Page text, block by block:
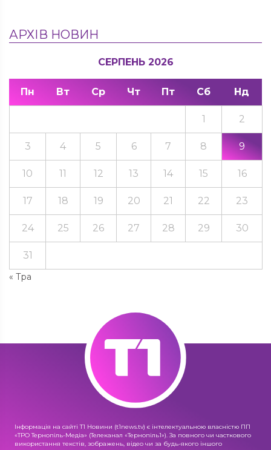
АРХІВ НОВИН
СЕРПЕНЬ 2026
Пн Вт Ср Чт Пт Сб Нд
« Тра
1 2
3 4 5 6 7 8 9
10 11 12 13 14 15 16
17 18 19 20 21 22 23
24 25 26 27 28 29 30
31
Інформація на сайті Т1 Новини (t1news.tv) є інтелектуальною власністю ПП
«ТРО Тернопіль-Медіа» (Телеканал «Тернопіль1»). За повного чи часткового
використання текстів, зображень, відео чи за будь-якого іншого